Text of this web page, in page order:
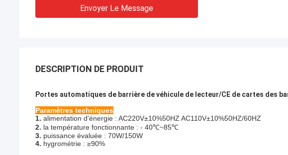
Envoyer Le Message
DESCRIPTION DE PRODUIT
Portes automatiques de barrière de véhicule de lecteur/CE de cartes des
Paramètres techniques
1. alimentation d'énergie : AC220V±10%50HZ AC110V±10%50HZ/60HZ
2. la température fonctionnante : - 40℃~85℃
3. puissance évaluée : 70W/150W
4. hygrométrie : ≥90%